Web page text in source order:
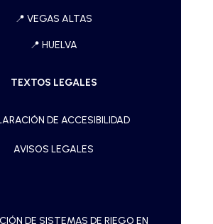
📍VEGAS ALTAS
📍HUELVA
TEXTOS LEGALES
DE ACCESIBILIDAD
AVISOS LEGALES
DE SISTEMAS DE RIEGO EN